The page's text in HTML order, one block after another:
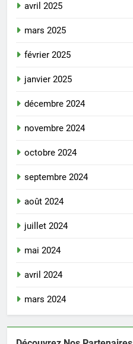
avril 2025
mars 2025
février 2025
janvier 2025
décembre 2024
novembre 2024
octobre 2024
septembre 2024
août 2024
juillet 2024
mai 2024
avril 2024
mars 2024